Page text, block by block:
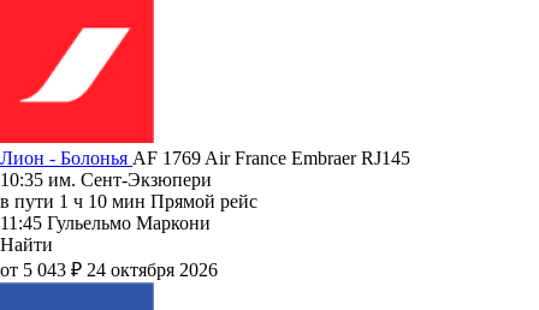
Лион - Болонья AF 1769 Air France Embraer RJ145
10:35 им. Сент-Экзюпери
в пути 1 ч 10 мин Прямой рейс
11:45 Гульельмо Маркони
Найти
от 5 043 ₽ 24 октября 2026